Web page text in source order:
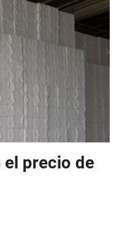
el precio de